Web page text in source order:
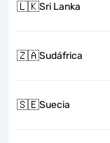
🇱🇰Sri Lanka
🇿🇦Sudáfrica
🇸🇪Suecia